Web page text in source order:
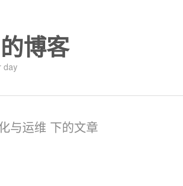
博客
day
与运维 下的文章